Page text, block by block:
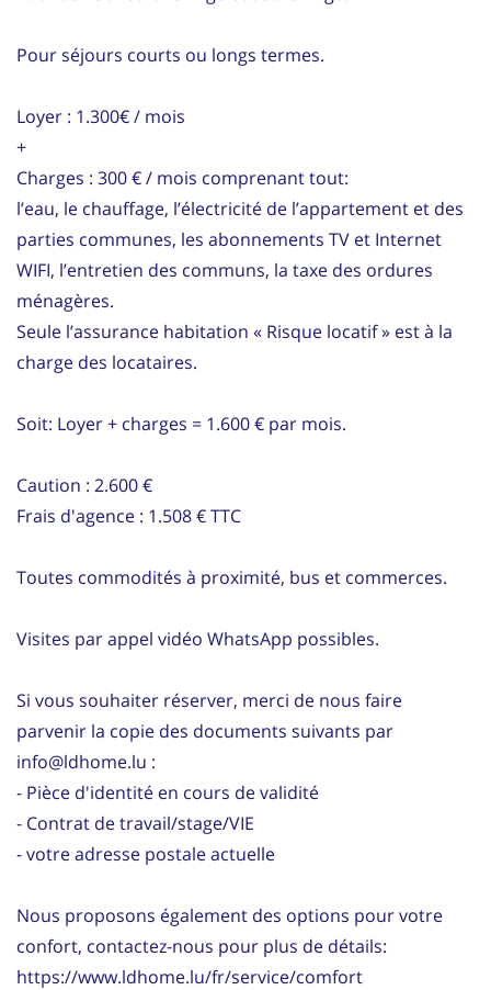
Pour séjours courts ou longs termes.
Loyer : 1.300€ / mois
+
Charges : 300 € / mois comprenant tout:
l’eau, le chauffage, l’électricité de l’appartement et des
parties communes, les abonnements TV et Internet
WIFI, l’entretien des communs, la taxe des ordures
ménagères.
Seule l’assurance habitation « Risque locatif » est à la
charge des locataires.
Soit: Loyer + charges = 1.600 € par mois.
Caution : 2.600 €
Frais d'agence : 1.508 € TTC
Toutes commodités à proximité, bus et commerces.
Visites par appel vidéo WhatsApp possibles.
Si vous souhaiter réserver, merci de nous faire
parvenir la copie des documents suivants par
info@ldhome.lu :
- Pièce d'identité en cours de validité
- Contrat de travail/stage/VIE
- votre adresse postale actuelle
Nous proposons également des options pour votre
confort, contactez-nous pour plus de détails:
https://www.ldhome.lu/fr/service/comfort